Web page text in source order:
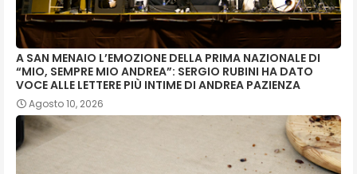
A SAN MENAIO L’EMOZIONE DELLA PRIMA NAZIONALE DI
“MIO, SEMPRE MIO ANDREA”: SERGIO RUBINI HA DATO
VOCE ALLE LETTERE PIÙ INTIME DI ANDREA PAZIENZA
Agosto 10, 2026